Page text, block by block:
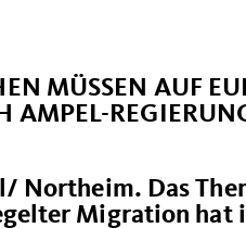
MÜSSEN AUF
AMPEL-
Northeim. Das
Migration hat